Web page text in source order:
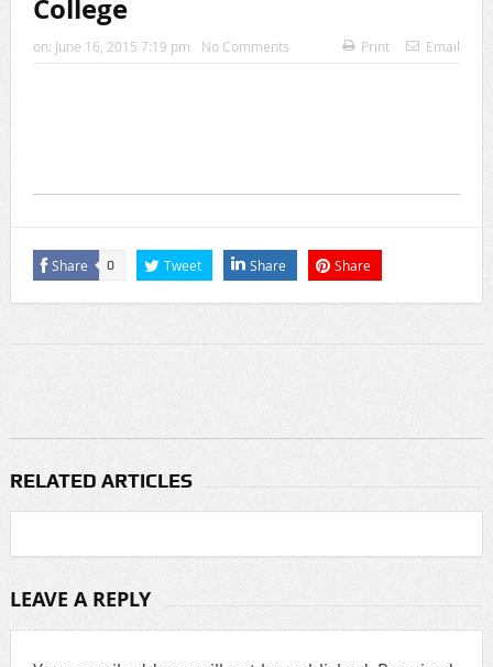
‘2026 के लिए की गई दो भविष्यवाणियां सच हो गई हैं, एक भयानक
College
on: June 16, 2015 7:19 pm No Comments Print Email
Share 0 Tweet Share Share
RELATED ARTICLES
LEAVE A REPLY